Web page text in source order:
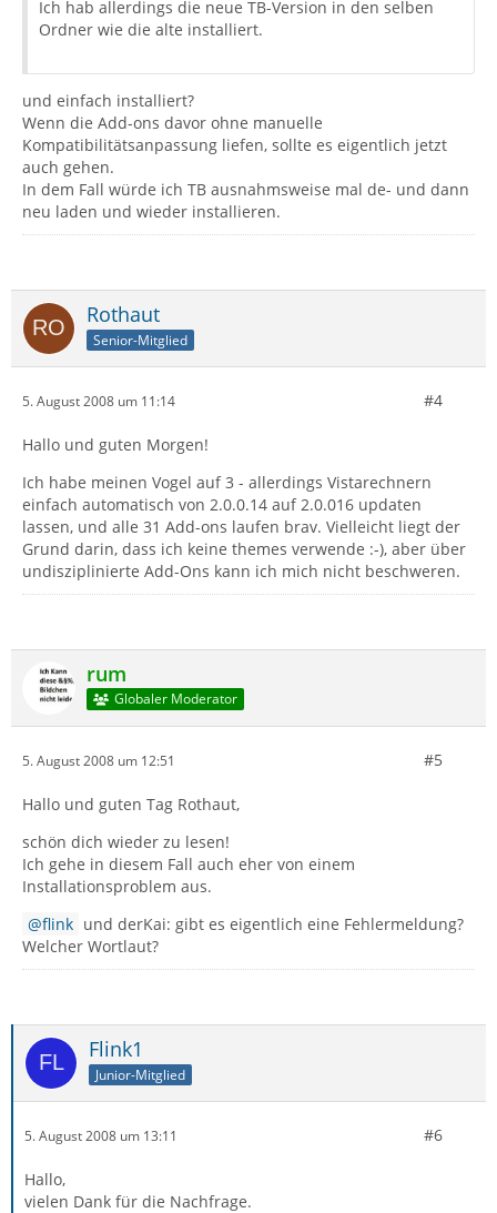
Ich hab allerdings die neue TB-Version in den selben
Ordner wie die alte installiert.
und einfach installiert?
Wenn die Add-ons davor ohne manuelle
Kompatibilitätsanpassung liefen, sollte es eigentlich jetzt
auch gehen.
In dem Fall würde ich TB ausnahmsweise mal de- und dann
neu laden und wieder installieren.
Rothaut
Senior-Mitglied
5. August 2008 um 11:14 #4
Hallo und guten Morgen!
Ich habe meinen Vogel auf 3 - allerdings Vistarechnern
einfach automatisch von 2.0.0.14 auf 2.0.016 updaten
lassen, und alle 31 Add-ons laufen brav. Vielleicht liegt der
Grund darin, dass ich keine themes verwende :-), aber über
undisziplinierte Add-Ons kann ich mich nicht beschweren.
rum
Globaler Moderator
5. August 2008 um 12:51 #5
Hallo und guten Tag Rothaut,
schön dich wieder zu lesen!
Ich gehe in diesem Fall auch eher von einem
Installationsproblem aus.
flink und derKai: gibt es eigentlich eine Fehlermeldung?
Welcher Wortlaut?
Flink1
Junior-Mitglied
5. August 2008 um 13:11 #6
Hallo,
vielen Dank für die Nachfrage.